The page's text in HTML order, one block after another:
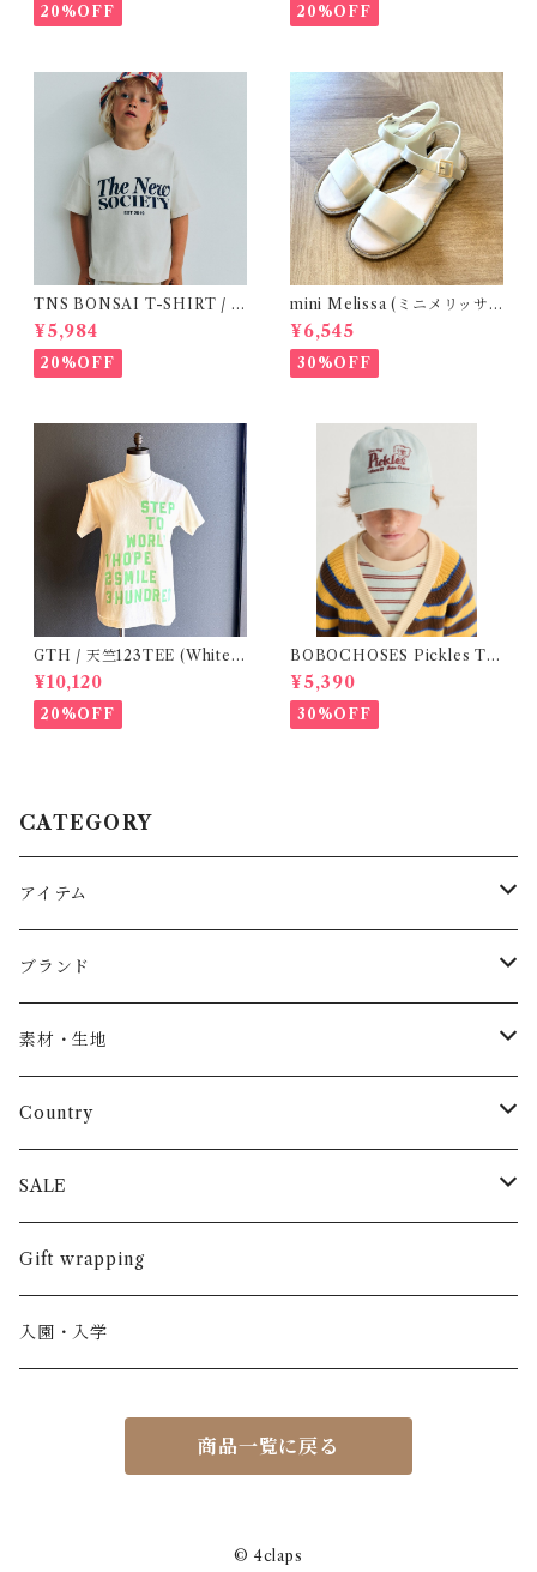
20%OFF 20%OFF
TNS BONSAI T-SHIRT / 1
6Y
¥5,984
20%OFF
mini Melissa (ミニメリッサ)
/ MAR SANDAL
¥6,545
30%OFF
GTH / 天竺123TEE (White)
/ Size 1
¥10,120
20%OFF
BOBOCHOSES Pickles Th
e dog denim cap / 52,54
¥5,390
30%OFF
CATEGORY
アイテム
Baby
トップス
長袖
半袖
パンツ
長ズボン
半ズボン
スカート
ワンピース
カーディガン / 羽織もの
ブランド
AS WE GROW
ARCH&LINE
BABE & TESS
BOBOCHOSES
BONHEUR DU JOUR
素材・生地
コットン 100%
リネン( 麻 )
ウール
アルパカ
Country
France / フランス
Italy / イタリア
NY / ニューヨーク
Spain / スペイン
SALE
男の子
女の子
くつ・帽子・Bag
Gift wrapping
入園・入学
商品一覧に戻る
© 4claps